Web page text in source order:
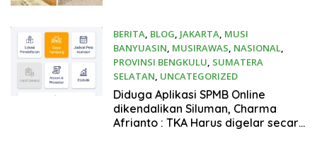
BERITA, BLOG, JAKARTA, MUSI
BANYUASIN, MUSIRAWAS, NASIONAL,
PROVINSI BENGKULU, SUMATERA
SELATAN, UNCATEGORIZED
27 Mei 2025
Diduga Aplikasi SPMB Online
dikendalikan Siluman, Charma
Afrianto : TKA Harus digelar secara